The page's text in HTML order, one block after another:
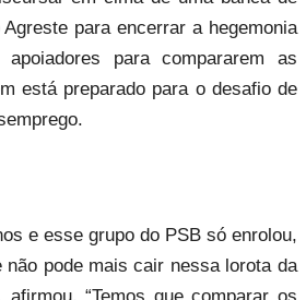
para encerrar a hegemonia
para compararem as
está preparado para o desafio de
e esse grupo do PSB só enrolou,
pode mais cair nessa lorota da
“Temos que comparar os